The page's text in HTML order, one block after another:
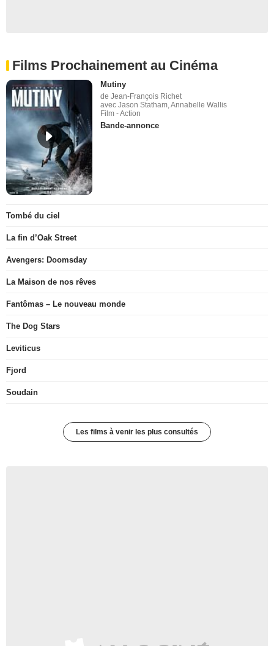
Films Prochainement au Cinéma
Mutiny
de Jean-François Richet
avec Jason Statham, Annabelle Wallis
Film - Action
Bande-annonce
Tombé du ciel
La fin d’Oak Street
Avengers: Doomsday
La Maison de nos rêves
Fantômas – Le nouveau monde
The Dog Stars
Leviticus
Fjord
Soudain
Les films à venir les plus consultés